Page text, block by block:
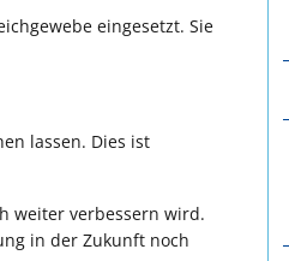
eingesetzt. Sie
lassen. Dies ist
weiter verbessern wird.
in der Zukunft noch